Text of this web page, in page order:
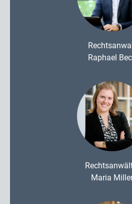
Raphael
Maria